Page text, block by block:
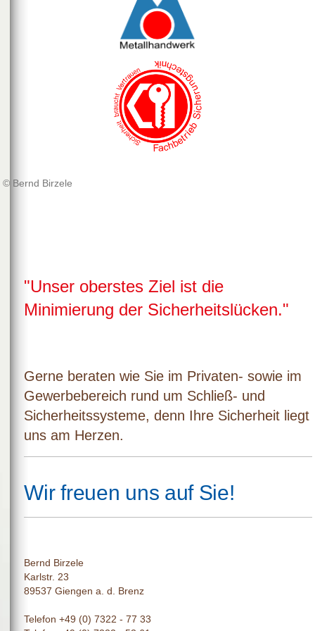
© Bernd Birzele
"Unser oberstes Ziel ist die
Minimierung der Sicherheitslücken."
Gerne beraten wie Sie im Privaten- sowie im
Gewerbebereich rund um Schließ- und
Sicherheitssysteme, denn Ihre Sicherheit liegt
uns am Herzen.
Wir freuen uns auf Sie!
Bernd Birzele
Karlstr. 23
89537 Giengen a. d. Brenz
Telefon +49 (0) 7322 - 77 33